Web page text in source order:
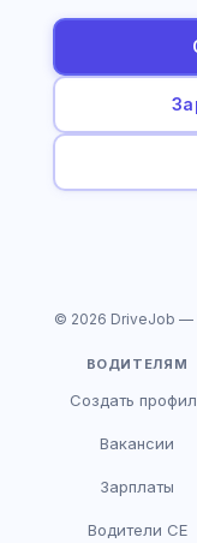
© 2026 DriveJob —
ВОДИТЕЛЯМ
Создать
Вакансии
Зарплаты
Водители CE